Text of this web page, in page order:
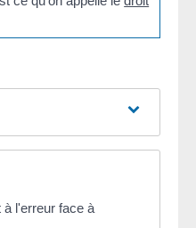
l'erreur face à